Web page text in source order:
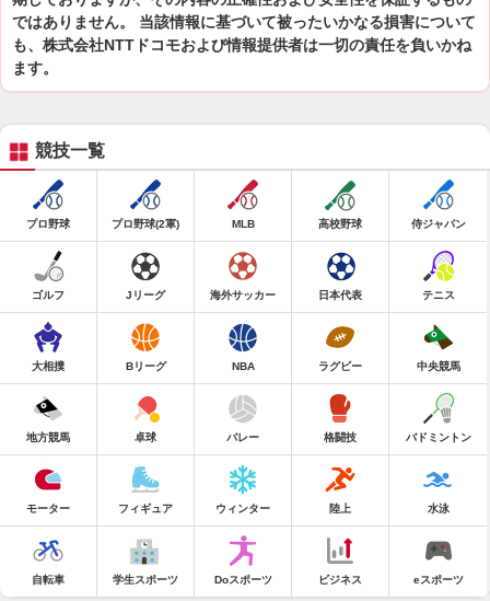
ではありません。 当該情報に基づいて被ったいかなる損害について
も、株式会社NTTドコモおよび情報提供者は一切の責任を負いかね
ます。
競技一覧
プロ野球 プロ野球(2軍) MLB 高校野球 侍ジャパン
ゴルフ Jリーグ 海外サッカー 日本代表 テニス
大相撲 Bリーグ NBA ラグビー 中央競馬
地方競馬 卓球 バレー 格闘技 バドミントン
モーター フィギュア ウィンター 陸上 水泳
自転車 学生スポーツ Doスポーツ ビジネス eスポーツ